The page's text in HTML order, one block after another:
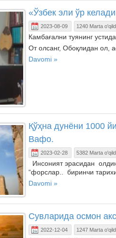
«Ўзбек эли ўр
2023-08-09 1240 Marta
Камбағални туянинг
От олсанг, Обоқлидан ол,
Davomi »
Қўҳна дунёни 1000
Вафо.
2023-02-28 5382 Marta
Инсоният эрасидан
“форслар.. биринчи
Davomi »
Сувларида осмон
2022-12-04 1247 Marta